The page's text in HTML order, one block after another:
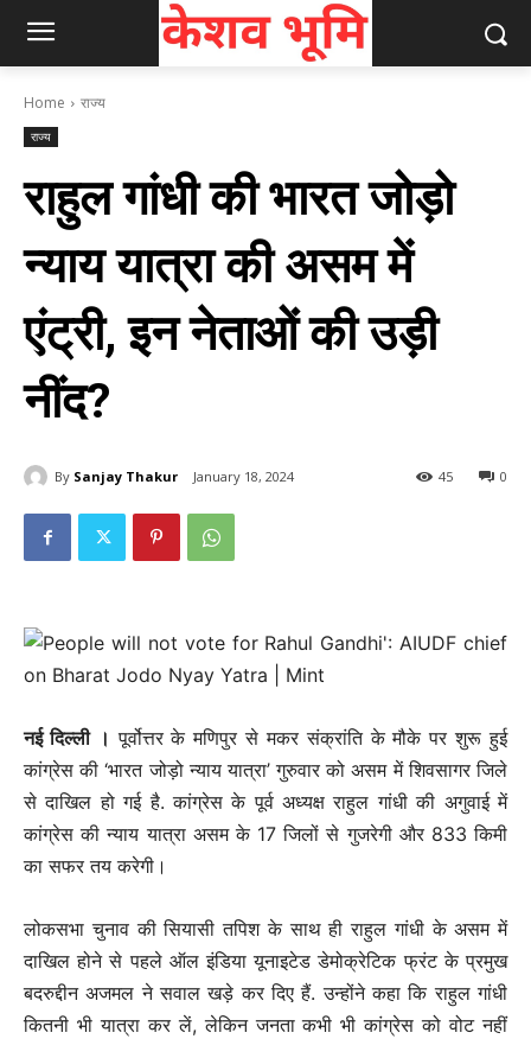
Home राज्य
राज्य
राहुल गांधी की भारत जोड़ो
न्याय यात्रा की असम में
एंट्री, इन नेताओं की उड़ी
नींद?
By Sanjay Thakur January 18, 2024 0
45
नई दिल्‍ली । पूर्वोत्तर के मणिपुर से मकर संक्रांति के मौके पर शुरू हुई
कांग्रेस की ‘भारत जोड़ो न्याय यात्रा’ गुरुवार को असम में शिवसागर जिले
से दाखिल हो गई है. कांग्रेस के पूर्व अध्यक्ष राहुल गांधी की अगुवाई में
कांग्रेस की न्याय यात्रा असम के 17 जिलों से गुजरेगी और 833 किमी
का सफर तय करेगी।
लोकसभा चुनाव की सियासी तपिश के साथ ही राहुल गांधी के असम में
दाखिल होने से पहले ऑल इंडिया यूनाइटेड डेमोक्रेटिक फ्रंट के प्रमुख
बदरुद्दीन अजमल ने सवाल खड़े कर दिए हैं. उन्होंने कहा कि राहुल गांधी
कितनी भी यात्रा कर लें, लेकिन जनता कभी भी कांग्रेस को वोट नहीं